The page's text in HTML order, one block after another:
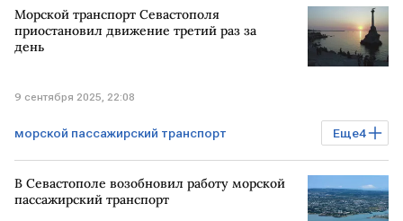
Морской транспорт Севастополя
приостановил движение третий раз за
день
9 сентября 2025, 22:08
Еще4
морской пассажирский транспорт
Происшествия СЕВАСТОПОЛЬ
работа ограничения
В Севастополе возобновил работу морской
пассажирский транспорт